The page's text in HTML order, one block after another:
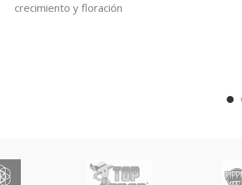
crecimiento y floración